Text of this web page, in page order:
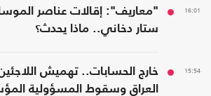
16:01
"معاريف": إقالات عناصر
ستار دخاني.. ماذا يحدث؟
15:54
خارج الحسابات.. تهميش
العراق وسقوط المسؤولية